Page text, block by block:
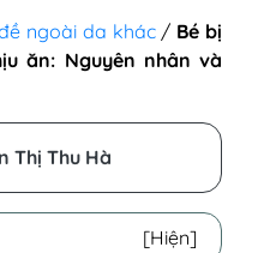
ngoài da khác/ Bé bị
ăn: Nguyên nhân và
Thị Thu Hà
[Hiện]